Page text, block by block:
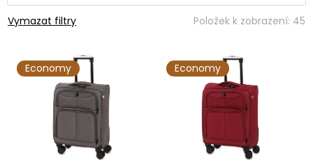
Vymazat filtry Položek k zobrazení: 45
Economy Economy